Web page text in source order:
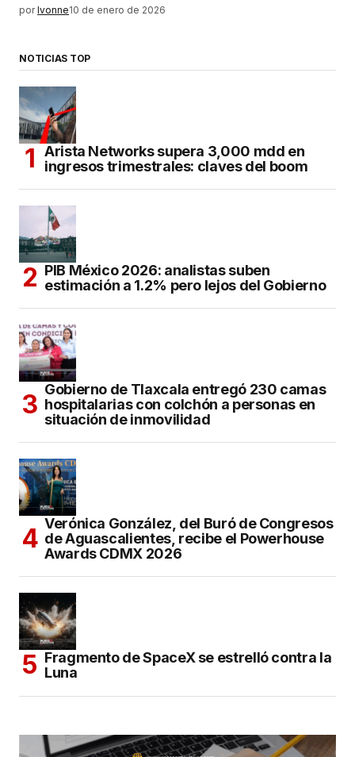
por Ivonne10 de enero de 2026
NOTICIAS TOP
Arista Networks supera 3,000 mdd en
ingresos trimestrales: claves del boom
PIB México 2026: analistas suben
estimación a 1.2% pero lejos del Gobierno
Gobierno de Tlaxcala entregó 230 camas
hospitalarias con colchón a personas en
situación de inmovilidad
Verónica González, del Buró de Congresos
de Aguascalientes, recibe el Powerhouse
Awards CDMX 2026
Fragmento de SpaceX se estrelló contra la
Luna